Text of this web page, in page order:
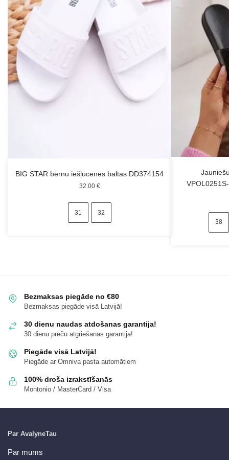
BIG STAR bērnu iešļūcenes baltas DD374154
32.00 €
31 32
38
Bezmaksas piegāde no €80
Bezmaksas piegāde visā Latvijā!
30 dienu naudas atdošanas garantija!
30 dienu preču atgriešanas garantija!
Piegāde visā Latvijā!
Piegāde ar Omniva pasta automātiem
100% droša izrakstīšanās
Montonio / MasterCard / Visa
Par AvalyneTau
Par mums